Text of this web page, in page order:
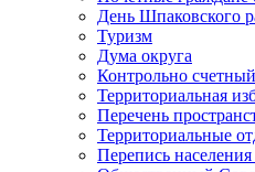
День Шпаковского
Туризм
Дума округа
Контрольно
Территориальная
Перечень
Территориальные
Перепись населения